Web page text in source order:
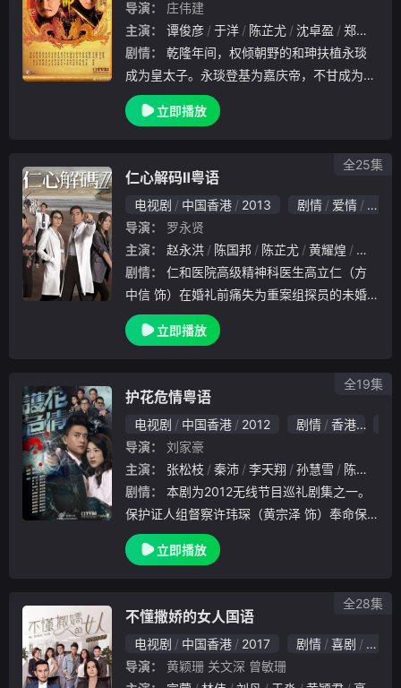
导演：
庄伟建
主演：
谭俊彦 于洋 陈芷尤 沈卓盈 郑恕峰
剧情：
成为皇太子。永琰登基为嘉庆帝，不甘成为傀
儡，与谋臣筹谋反击。和珅遭伏击之夜掀起战
幔，两位清朝最高权力者展开二十八天的权义
立即播放
仁心解码Ⅱ粤语
电视剧 中国香港 2013 剧情 爱情
香港
导演：
罗永贤
主演：
赵永洪 陈国邦 陈芷尤 黄耀煌
方中信
剧情：
中信 饰）在婚礼前痛失为重案组探员的未婚
妻莫敏儿（徐子珊 饰），随即陷入悲伤中不
可自拔，甚至为此辞去工作。却不料就在此时
立即播放
全25集
护花危情粤语
电视剧 中国香港 2012 剧情 香港
导演：
刘家豪
主演：
张松枝 秦沛 李天翔 孙慧雪 陈国峰
剧情：
保护证人组督察许玮琛（黄宗泽 饰）奉命保
护受袭的名人乔江河（蒋志光 饰），乔江河
是“商场魔术手”乔江山（秦沛 饰）的胞弟。江
立即播放
全19集
不懂撒娇的女人国语
电视剧 中国香港 2017 剧情 喜剧
爱情
导演：
黄颖珊 关文深 曾敏珊
全28集